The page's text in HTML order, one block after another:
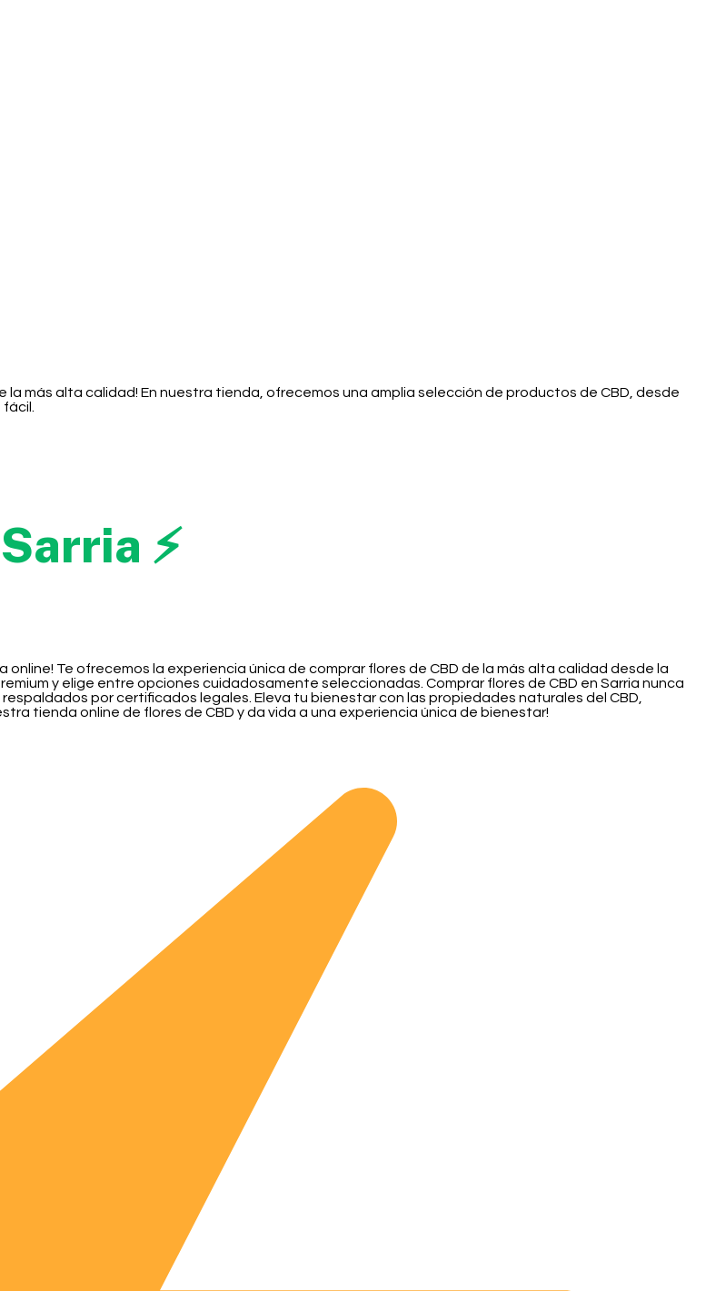
la más alta calidad! En nuestra tienda, ofrecemos una amplia selección de productos de CBD, desde
fácil.
⚡
Te ofrecemos la experiencia única de comprar flores de CBD de la más alta calidad desde la
y elige entre opciones cuidadosamente seleccionadas. Comprar flores de CBD en Sarria nunca
por certificados legales. Eleva tu bienestar con las propiedades naturales del CBD,
tienda online de flores de CBD y da vida a una experiencia única de bienestar!